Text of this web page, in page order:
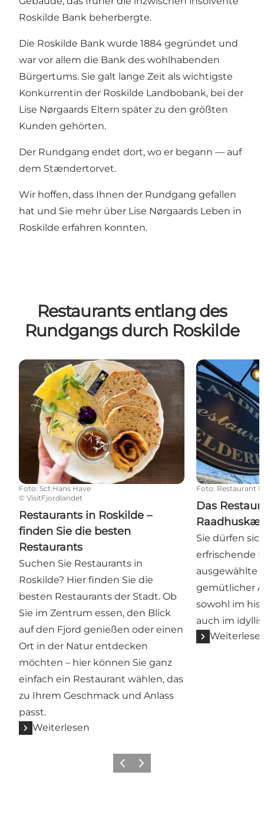
Roskilde Bank beherbergte.
Die Roskilde Bank wurde 1884 gegründet und
war vor allem die Bank des wohlhabenden
Bürgertums. Sie galt lange Zeit als wichtigste
Konkurrentin der Roskilde Landbobank, bei der
Lise Nørgaards Eltern später zu den größten
Kunden gehörten.
Der Rundgang endet dort, wo er begann — auf
dem Stændertorvet.
Wir hoffen, dass Ihnen der Rundgang gefallen
hat und Sie mehr über Lise Nørgaards Leben in
Roskilde erfahren konnten.
Restaurants entlang des
Rundgangs durch Roskilde
Restaurants in Roskilde – finden Sie die besten
Foto: Sct Hans Have
© VisitFjordlandet
Restaurants in Roskilde –
finden Sie die besten
Restaurants
Suchen Sie Restaurants in
Roskilde? Hier finden Sie die
besten Restaurants der Stadt. Ob
Sie im Zentrum essen, den Blick
auf den Fjord genießen oder einen
Ort in der Natur entdecken
möchten – hier können Sie ganz
einfach ein Restaurant wählen, das
zu Ihrem Geschmack und Anlass
passt.
Weiterlesen
Das
Foto: Restaurant
Das
Sie dürfen
erfrischende
ausgewählte
gemütlicher
sowohl im
auch im
Vorherige Folie
Nächste Folie